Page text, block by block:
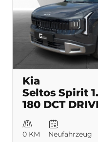
Kia
Seltos Spirit
180 DCT
0 KM Neufahrzeug